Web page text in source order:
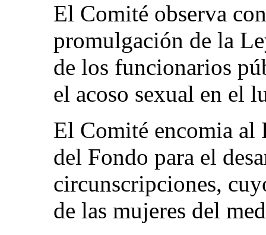
El Comité observa
promulgación de la
de los funcionarios
el acoso sexual en el
El Comité encomia al
del Fondo para el
circunscripciones,
de las mujeres del